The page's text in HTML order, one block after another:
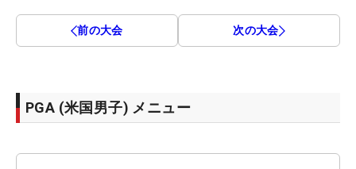
前の大会 次の大会
PGA (米国男子) メニュー